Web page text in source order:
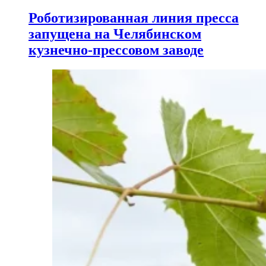
Роботизированная линия пресса
запущена на Челябинском
кузнечно-прессовом заводе